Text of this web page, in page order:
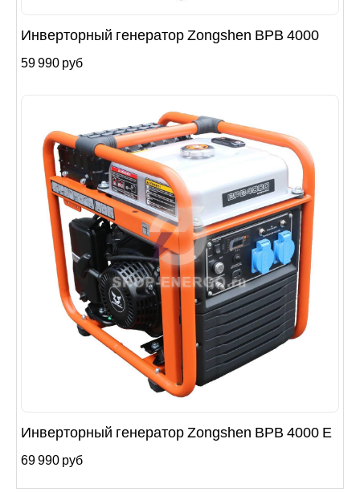
Инверторный генератор Zongshen BPB 4000
59 990 руб
Инверторный генератор Zongshen BPB 4000 E
69 990 руб